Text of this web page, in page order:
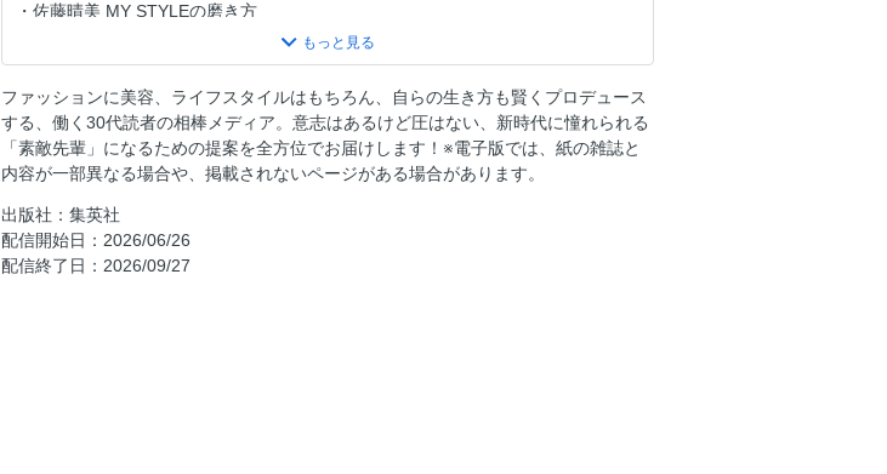
佐藤晴美 MY STYLEの磨き方
三宅香帆の働いていても読みたい本
NEW PICK FASHION
Hello，New Beauty
先輩、チームリーダーってどうですか？
オフィス経由→乾杯行きの平日コーデ計画Part1 この夏は“オフィス経由→乾杯
行き”に迷わない！
オフィス経由→乾杯行きの平日コーデ計画Column1働く30代の「平日19時」リ
ファッションに美容、ライフスタイルはもちろん、自らの生き方も賢くプロデュース
する、働く30代読者の相棒メディア。意志はあるけど圧はない、新時代に憧れられる
「素敵先輩」になるための提案を全方位でお届けします！※電子版では、紙の雑誌と
内容が一部異なる場合や、掲載されないページがある場合があります。
出版社：集英社
配信開始日：2026/06/26
配信終了日：2026/09/27